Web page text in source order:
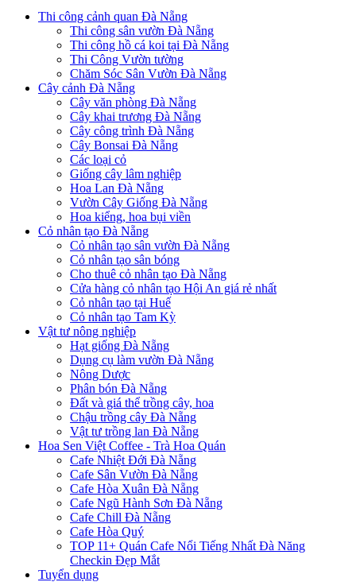
Thi công cảnh quan Đà Nẵng
Thi công sân vườn Đà Nẵng
Thi công hồ cá koi tại Đà Nẵng
Thi Công Vườn tường
Chăm Sóc Sân Vườn Đà Nẵng
Cây cảnh Đà Nẵng
Cây văn phòng Đà Nẵng
Cây khai trương Đà Nẵng
Cây công trình Đà Nẵng
Cây Bonsai Đà Nẵng
Các loại cỏ
Giống cây lâm nghiệp
Hoa Lan Đà Nẵng
Vườn Cây Giống Đà Nẵng
Hoa kiểng, hoa bụi viền
Cỏ nhân tạo Đà Nẵng
Cỏ nhân tạo sân vườn Đà Nẵng
Cỏ nhân tạo sân bóng
Cho thuê cỏ nhân tạo Đà Nẵng
Cửa hàng cỏ nhân tạo Hội An giá rẻ nhất
Cỏ nhân tạo tại Huế
Cỏ nhân tạo Tam Kỳ
Vật tư nông nghiệp
Hạt giống Đà Nẵng
Dụng cụ làm vườn Đà Nẵng
Nông Dược
Phân bón Đà Nẵng
Đất và giá thể trồng cây, hoa
Chậu trồng cây Đà Nẵng
Vật tư trồng lan Đà Nẵng
Hoa Sen Việt Coffee - Trà Hoa Quán
Cafe Nhiệt Đới Đà Nẵng
Cafe Sân Vườn Đà Nẵng
Cafe Hòa Xuân Đà Nẵng
Cafe Ngũ Hành Sơn Đà Nẵng
Cafe Chill Đà Nẵng
Cafe Hòa Quý
TOP 11+ Quán Cafe Nổi Tiếng Nhất Đà Năng
Checkin Đẹp Mắt
Tuyển dụng